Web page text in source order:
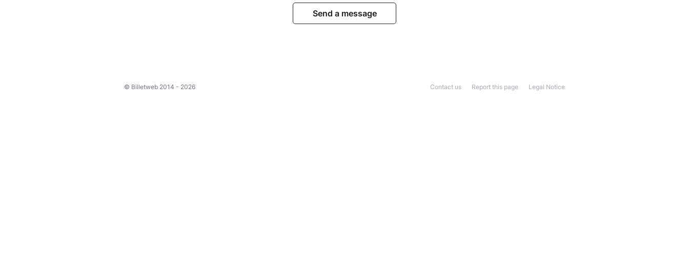
Send a message
© Billetweb 2014 - 2026 Legal Notice
Report this page
Contact us